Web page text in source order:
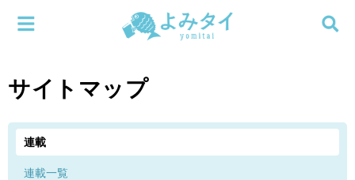
連載
メニューを閉じる
サイトマップ
連載
連載一覧